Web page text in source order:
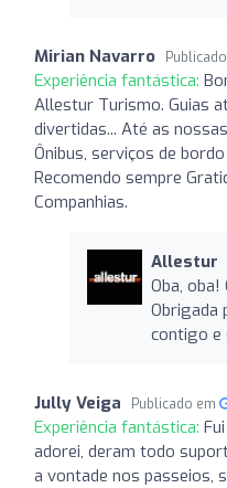
Mirian Navarro
Experiência fantástica:
Allestur Turismo. Guias
divertidas... Até as
Ônibus, serviços de
Recomendo sempre
Companhias.
Allestur
Oba,
Obrigada
contigo e
Jully Veiga Publicado em
Experiência fantástica:
adorei, deram todo
a vontade nos passeios,